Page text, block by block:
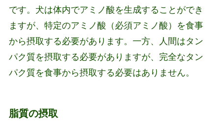
です。犬は体内でアミノ酸を生成することができ
ますが、特定のアミノ酸（必須アミノ酸）を食事
から摂取する必要があります。一方、人間はタン
パク質を摂取する必要がありますが、完全なタン
パク質を食事から摂取する必要はありません。
脂質の摂取